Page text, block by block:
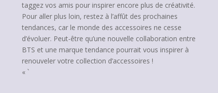
taggez vos amis pour inspirer encore plus de créativité.
Pour aller plus loin, restez à l’affût des prochaines
tendances, car le monde des accessoires ne cesse
d’évoluer. Peut-être qu’une nouvelle collaboration entre
BTS et une marque tendance pourrait vous inspirer à
renouveler votre collection d’accessoires !
« `